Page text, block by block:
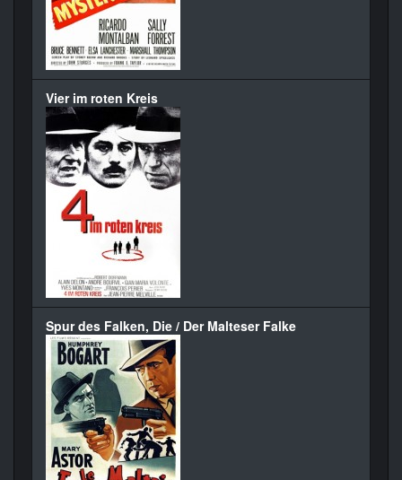
Vier im roten Kreis
Spur des Falken, Die / Der Malteser Falke